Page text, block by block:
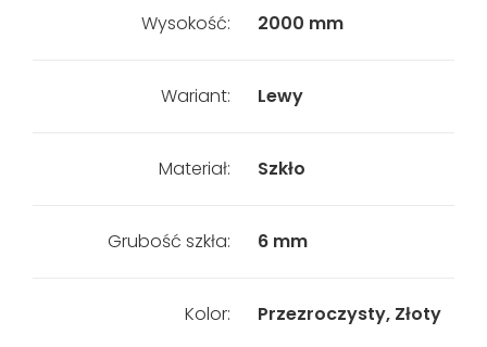
Wysokość: 2000 mm
Wariant: Lewy
Materiał: Szkło
Grubość szkła: 6 mm
Kolor: Przezroczysty, Złoty